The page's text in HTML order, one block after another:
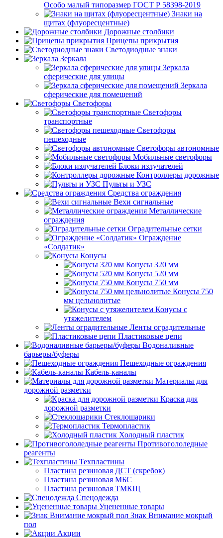
Особо малый типоразмер ГОСТ Р 58398-2019
Знаки на
щитах (флуоресцентные)
Дорожные столбики
Прицепы прикрытия
Светодиодные знаки
Зеркала
Зеркала
сферические для улицы
Зеркала
сферические для помещений
Светофоры
Светофоры
транспортные
Светофоры
пешеходные
Светофоры автономные
Мобильные светофоры
Блоки излучателей
Контроллеры дорожные
Пульты и УЗС
Средства ограждения
Вехи сигнальные
Металлические
ограждения
Оградительные сетки
Ограждение
«Солдатик»
Конусы
Конусы 320 мм
Конусы 520 мм
Конусы 750 мм
Конусы 750
мм цельнолитые
Конусы с
утяжелителем
Ленты оградительные
Пластиковые цепи
Водоналивные
барьеры/буферы
Пешеходные ограждения
Кабель-каналы
Материалы для
дорожной разметки
Краска для
дорожной разметки
Стеклошарики
Термопластик
Холодный пластик
Противогололедные
реагенты
Техпластины
Пластина резиновая ДСТ (скребок)
Пластина резиновая МБС
Пластина резиновая ТМКЩ
Спецодежда
Уцененные товары
Знак Внимание мокрый
пол
Акции